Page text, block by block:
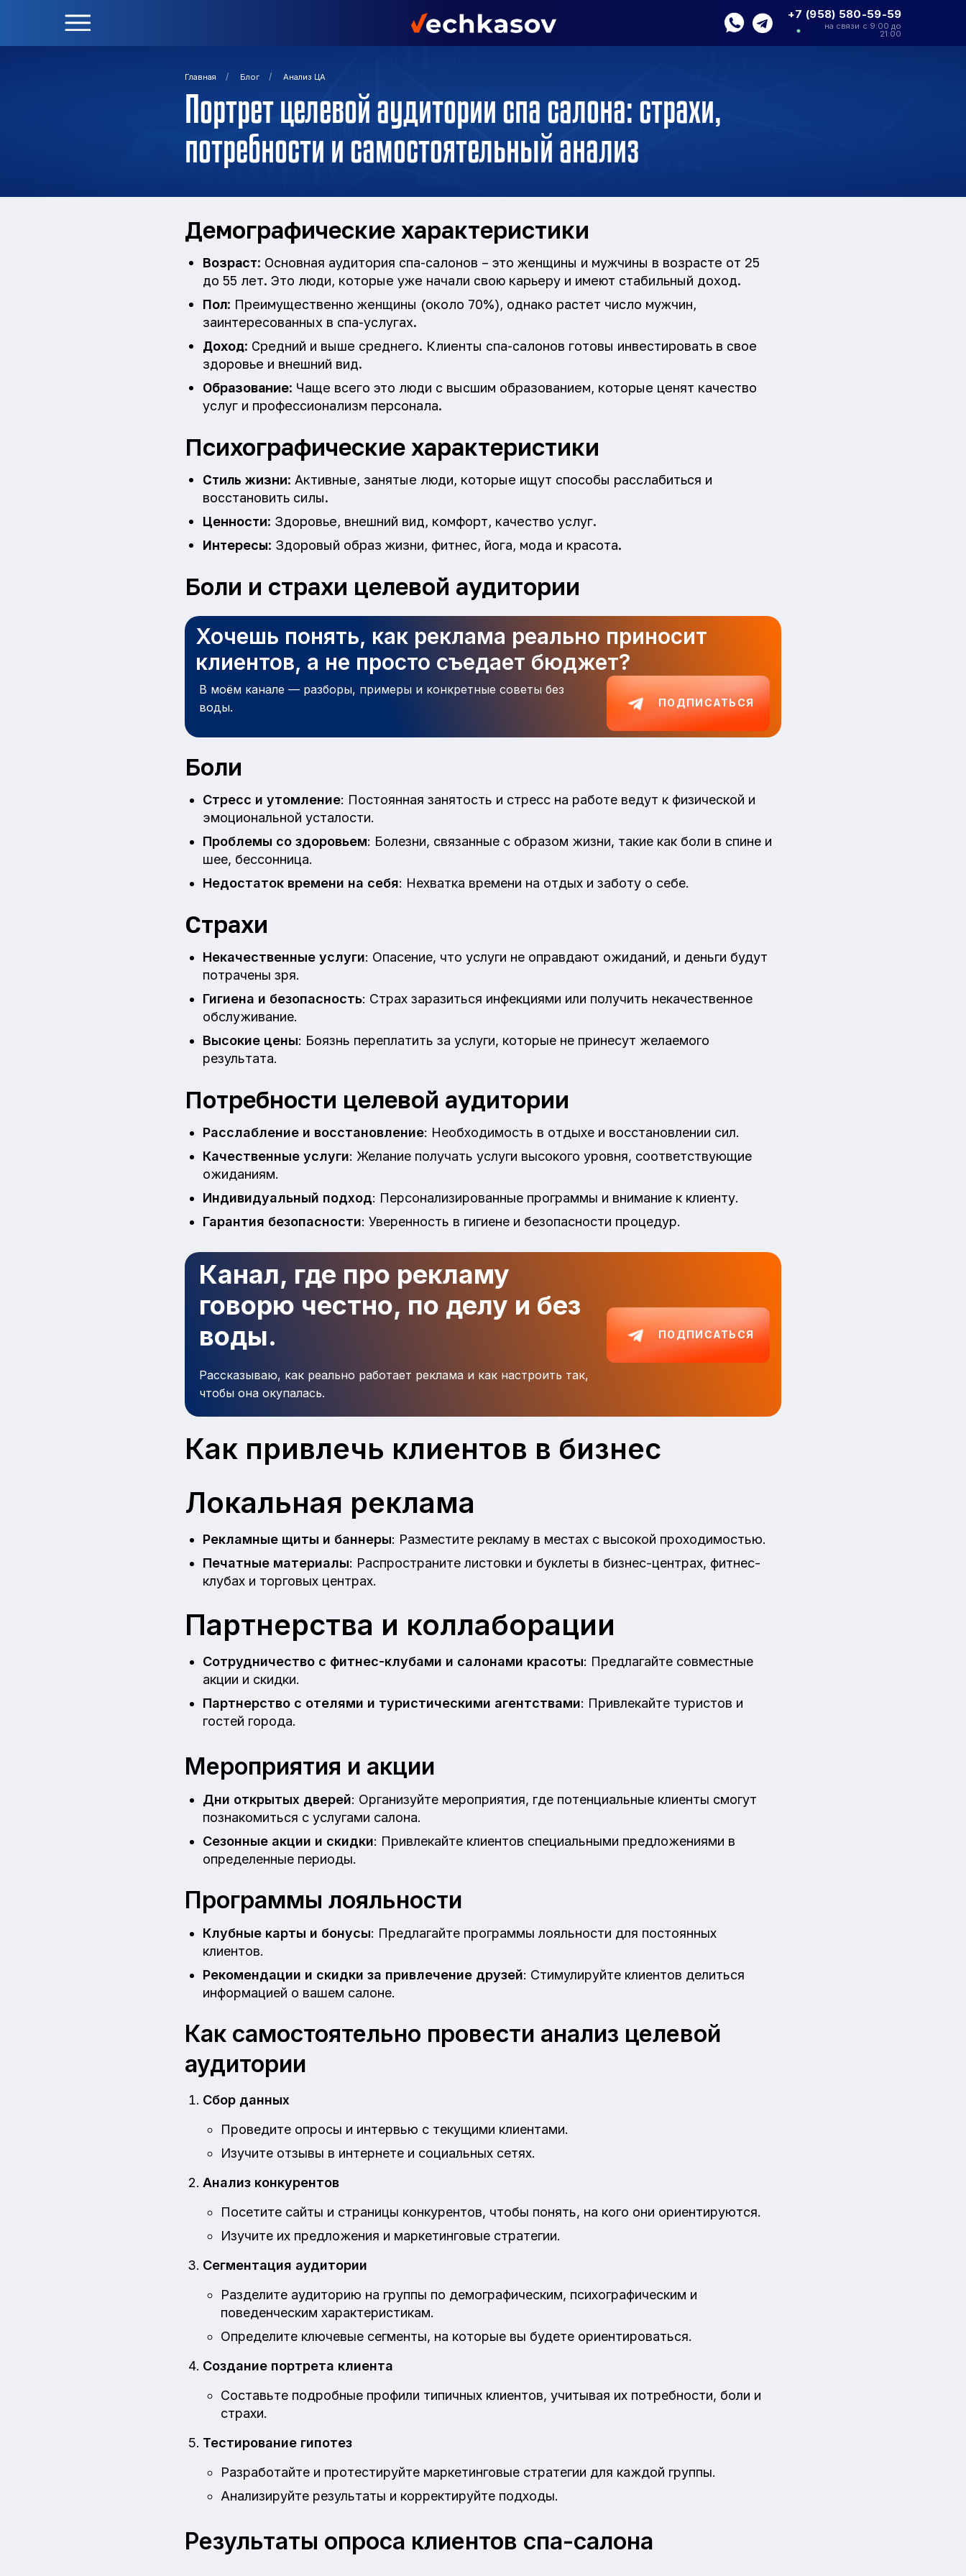
+7 (958) 580-59-59
на связи с 9:00 до
21:00
Главная / Блог / Анализ ЦА
Портрет целевой аудитории спа салона: страхи,
потребности и самостоятельный анализ
Демографические характеристики
Возраст: Основная аудитория спа-салонов – это женщины и мужчины в возрасте от 25
до 55 лет. Это люди, которые уже начали свою карьеру и имеют стабильный доход.
Пол: Преимущественно женщины (около 70%), однако растет число мужчин,
заинтересованных в спа-услугах.
Доход: Средний и выше среднего. Клиенты спа-салонов готовы инвестировать в свое
здоровье и внешний вид.
Образование: Чаще всего это люди с высшим образованием, которые ценят качество
услуг и профессионализм персонала.
Психографические характеристики
Стиль жизни: Активные, занятые люди, которые ищут способы расслабиться и
восстановить силы.
Ценности: Здоровье, внешний вид, комфорт, качество услуг.
Интересы: Здоровый образ жизни, фитнес, йога, мода и красота.
Боли и страхи целевой аудитории
Хочешь понять, как реклама реально приносит
клиентов, а не просто съедает бюджет?
В моём канале — разборы, примеры и конкретные советы без
воды.
ПОДПИСАТЬСЯ
Боли
Стресс и утомление: Постоянная занятость и стресс на работе ведут к физической и
эмоциональной усталости.
Проблемы со здоровьем: Болезни, связанные с образом жизни, такие как боли в спине и
шее, бессонница.
Недостаток времени на себя: Нехватка времени на отдых и заботу о себе.
Страхи
Некачественные услуги: Опасение, что услуги не оправдают ожиданий, и деньги будут
потрачены зря.
Гигиена и безопасность: Страх заразиться инфекциями или получить некачественное
обслуживание.
Высокие цены: Боязнь переплатить за услуги, которые не принесут желаемого
результата.
Потребности целевой аудитории
Расслабление и восстановление: Необходимость в отдыхе и восстановлении сил.
Качественные услуги: Желание получать услуги высокого уровня, соответствующие
ожиданиям.
Индивидуальный подход: Персонализированные программы и внимание к клиенту.
Гарантия безопасности: Уверенность в гигиене и безопасности процедур.
Канал, где про рекламу
говорю честно, по делу и без
воды.
Рассказываю, как реально работает реклама и как настроить так,
чтобы она окупалась.
ПОДПИСАТЬСЯ
Как привлечь клиентов в бизнес
Локальная реклама
Рекламные щиты и баннеры: Разместите рекламу в местах с высокой проходимостью.
Печатные материалы: Распространите листовки и буклеты в бизнес-центрах, фитнес-
клубах и торговых центрах.
Партнерства и коллаборации
Сотрудничество с фитнес-клубами и салонами красоты: Предлагайте совместные
акции и скидки.
Партнерство с отелями и туристическими агентствами: Привлекайте туристов и
гостей города.
Мероприятия и акции
Дни открытых дверей: Организуйте мероприятия, где потенциальные клиенты смогут
познакомиться с услугами салона.
Сезонные акции и скидки: Привлекайте клиентов специальными предложениями в
определенные периоды.
Программы лояльности
Клубные карты и бонусы: Предлагайте программы лояльности для постоянных
клиентов.
Рекомендации и скидки за привлечение друзей: Стимулируйте клиентов делиться
информацией о вашем салоне.
Как самостоятельно провести анализ целевой
аудитории
Сбор данных
Проведите опросы и интервью с текущими клиентами.
Изучите отзывы в интернете и социальных сетях.
Анализ конкурентов
Посетите сайты и страницы конкурентов, чтобы понять, на кого они ориентируются.
Изучите их предложения и маркетинговые стратегии.
Сегментация аудитории
Разделите аудиторию на группы по демографическим, психографическим и
поведенческим характеристикам.
Определите ключевые сегменты, на которые вы будете ориентироваться.
Создание портрета клиента
Составьте подробные профили типичных клиентов, учитывая их потребности, боли и
страхи.
Тестирование гипотез
Разработайте и протестируйте маркетинговые стратегии для каждой группы.
Анализируйте результаты и корректируйте подходы.
Результаты опроса клиентов спа-салона